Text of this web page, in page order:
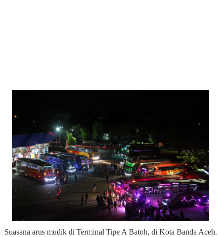
Suasana arus mudik di Terminal Tipe A Batoh, di Kota Banda Aceh.